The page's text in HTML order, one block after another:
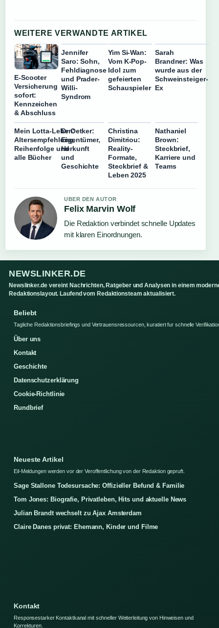
WEITERE VERWANDTE ARTIKEL
E-Scooter
Versicherung
sofort:
Kennzeichen
& Abschluss
Jennifer
Saro: Sohn,
Fehldiagnose
und Prader-
Willi-
Syndrom
Yim Si-Wan:
Vom K-Pop-
Idol zum
gefeierten
Schauspieler
Sarah
Brandner: Was
wurde aus der
Schweinsteiger-
Ex
Mein Lotta-Leben:
Altersempfehlung,
Reihenfolge und
alle Bücher
Dr Oetker:
Eigentümer,
Herkunft
und
Geschichte
Christina
Dimitriou:
Reality-
Formate,
Steckbrief &
Leben 2025
Nathaniel
Brown:
Steckbrief,
Karriere und
Teams
UBER DEN AUTOR
Felix Marvin Wolf
Die Redaktion verbindet schnelle Updates
mit klaren Einordnungen.
NEWSLINKER.DE
Newslinker.de vereint Nachrichten, Ratgeber und Analysen in einem
Redaktionslayout. Laufend vom Redaktionsteam aktualisiert.
Beliebt
Tagliche Redaktionsbriefings und Vertrauensressourcen, kuratiert fur schnelle
Über uns
Kontakt
Geschichte
Datenschutzerklärung
Cookie-Richtlinie
Rundbrief
Neueste Artikel
Eil-Meldungen werden vor der Veroffentlichung von der Redaktion gepruft.
Sage Stallone Todesursache: Offizieller Befund & Familie
Tom Jones: Biografie, Privatleben, Hits und aktuelle News
Julian Brandt wechselt zu Ajax Amsterdam
Claire Danes privat: Ehemann, Kinder und Filme
Kontakt
Responsestarker Kontaktkanal mit schneller Weiterleitung von Hinweisen und
Korrekturen.